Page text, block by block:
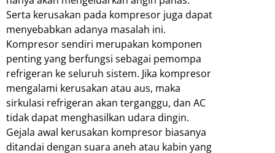
Serta kerusakan pada kompresor juga dapat
menyebabkan adanya masalah ini.
Kompresor sendiri merupakan komponen
penting yang berfungsi sebagai pemompa
refrigeran ke seluruh sistem. Jika kompresor
mengalami kerusakan atau aus, maka
sirkulasi refrigeran akan terganggu, dan AC
tidak dapat menghasilkan udara dingin.
Gejala awal kerusakan kompresor biasanya
ditandai dengan suara aneh atau kabin yang